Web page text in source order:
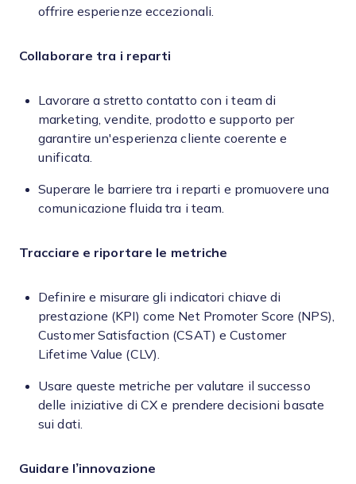
offrire esperienze eccezionali.
Collaborare tra i reparti
Lavorare a stretto contatto con i team di
marketing, vendite, prodotto e supporto per
garantire un'esperienza cliente coerente e
unificata.
Superare le barriere tra i reparti e promuovere una
comunicazione fluida tra i team.
Tracciare e riportare le metriche
Definire e misurare gli indicatori chiave di
prestazione (KPI) come Net Promoter Score (NPS),
Customer Satisfaction (CSAT) e Customer
Lifetime Value (CLV).
Usare queste metriche per valutare il successo
delle iniziative di CX e prendere decisioni basate
sui dati.
Guidare l’innovazione